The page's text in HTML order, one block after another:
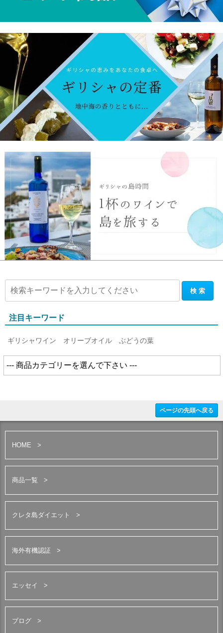
注目キーワード
ギリシャワイン オリーブオイル ぶどうの葉
ページの先頭へ戻る
HOME
商品一覧
クレタ島ダイエット
海外有機認証
エッセイ
ブログ